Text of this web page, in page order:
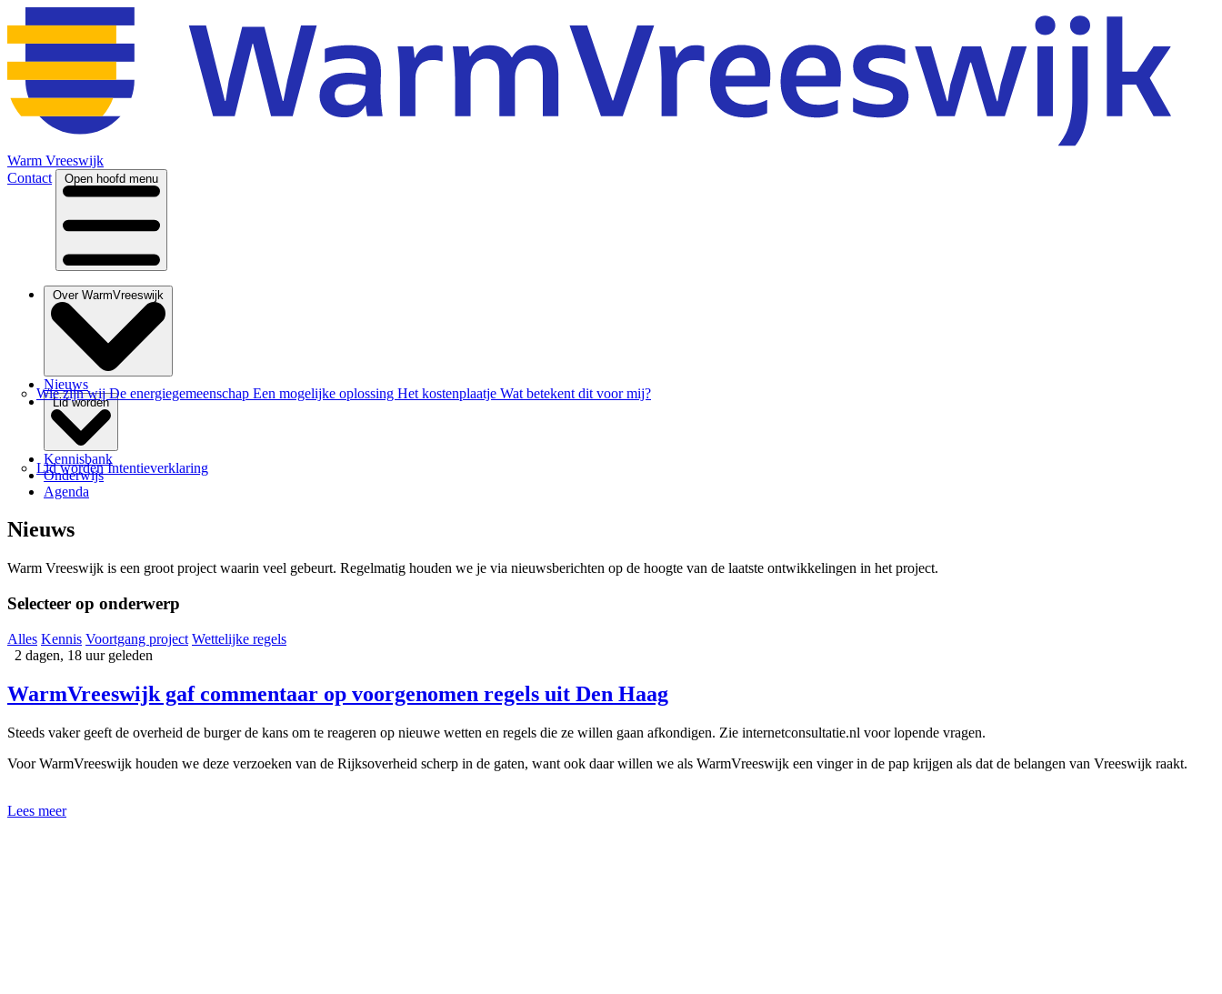
Warm Vreeswijk
Contact
Open hoofd menu
Over WarmVreeswijk
Wie zijn wijDe energiegemeenschap Een mogelijke oplossing Het kostenplaatje Wat betekent dit voor mij?
Nieuws
Lid worden
Lid wordenIntentieverklaring
Kennisbank
Onderwijs
Agenda
Nieuws
Warm Vreeswijk is een groot project waarin veel gebeurt. Regelmatig houden we je via nieuwsberichten op de hoogte van de laatste ontwikkelingen in het project.
Selecteer op onderwerp
Alles Kennis Voortgang project Wettelijke regels
2 dagen, 18 uur geleden
WarmVreeswijk gaf commentaar op voorgenomen regels uit Den Haag
Steeds vaker geeft de overheid de burger de kans om te reageren op nieuwe wetten en regels die ze willen gaan afkondigen. Zie internetconsultatie.nl voor lopende vragen.
Voor WarmVreeswijk houden we deze verzoeken van de Rijksoverheid scherp in de gaten, want ook daar willen we als WarmVreeswijk een vinger in de pap krijgen als dat de belangen van Vreeswijk raakt.
Lees meer